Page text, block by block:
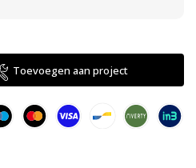
Toevoegen aan project